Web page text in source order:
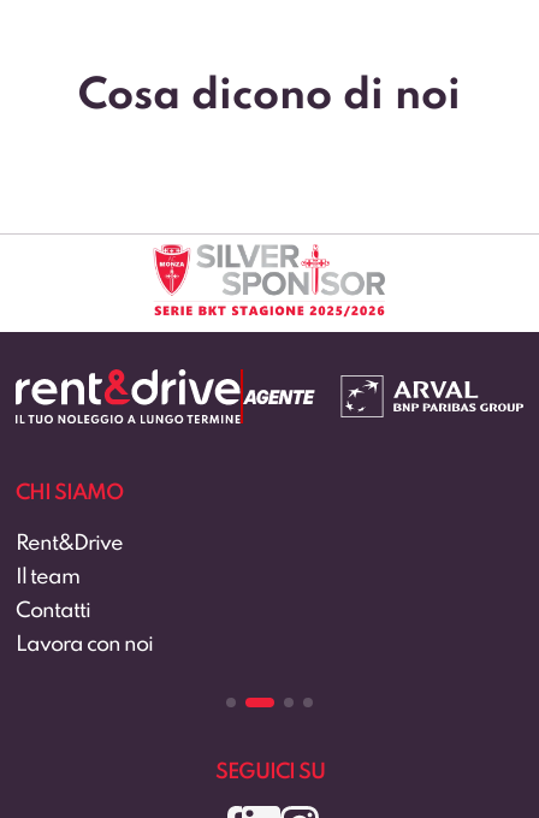
Cosa dicono di noi
CHI SIAMO
Rent&Drive
Il team
Contatti
Lavora con noi
SEGUICI SU